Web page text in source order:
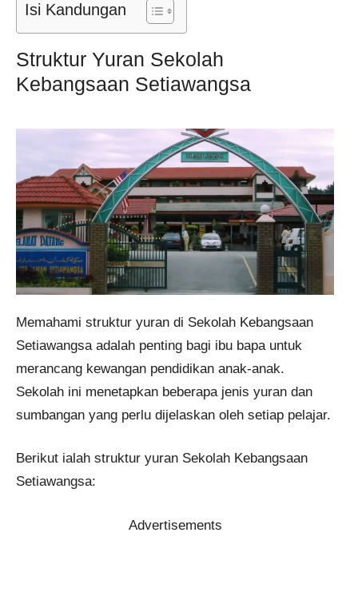
Isi Kandungan
Struktur Yuran Sekolah
Kebangsaan Setiawangsa
​Memahami struktur yuran di Sekolah Kebangsaan
Setiawangsa adalah penting bagi ibu bapa untuk
merancang kewangan pendidikan anak-anak.
Sekolah ini menetapkan beberapa jenis yuran dan
sumbangan yang perlu dijelaskan oleh setiap pelajar.​
Berikut ialah struktur yuran Sekolah Kebangsaan
Setiawangsa:
Advertisements